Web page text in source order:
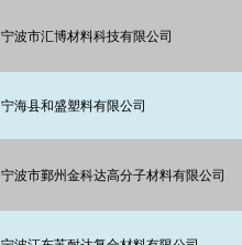
宁波市汇博材料科技有限公司
宁海县和盛塑料有限公司
宁波市鄞州金科达高分子材料有限公司